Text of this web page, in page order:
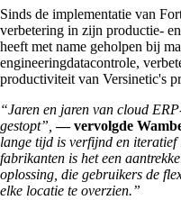
Sinds de implementatie van
verbetering in zijn productie-
heeft met name geholpen bij
engineeringdatacontrole,
productiviteit van Versinetic's
“Jaren en jaren van cloud
gestopt”, — vervolgde
lange tijd is verfijnd en iteratief
fabrikanten is het een
oplossing, die gebruikers de
elke locatie te overzien.”